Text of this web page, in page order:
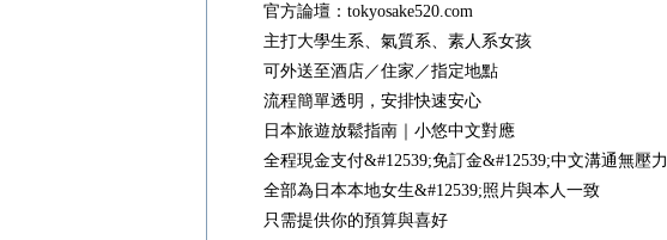
官方論壇：tokyosake520.com
主打大學生系、氣質系、素人系女孩
可外送至酒店／住家／指定地點
流程簡單透明，安排快速安心
日本旅遊放鬆指南｜小悠中文對應
全程現金支付&#12539;免訂金&#12539;中文溝通無壓力
全部為日本本地女生&#12539;照片與本人一致
只需提供你的預算與喜好